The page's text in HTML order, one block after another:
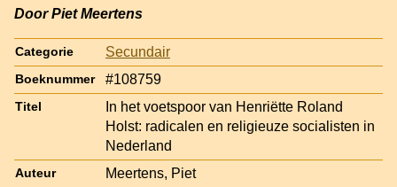
Door Piet Meertens
Categorie Secundair
Boeknummer #108759
Titel
In het voetspoor van Henriëtte Roland
Holst: radicalen en religieuze socialisten in
Nederland
Auteur Meertens, Piet